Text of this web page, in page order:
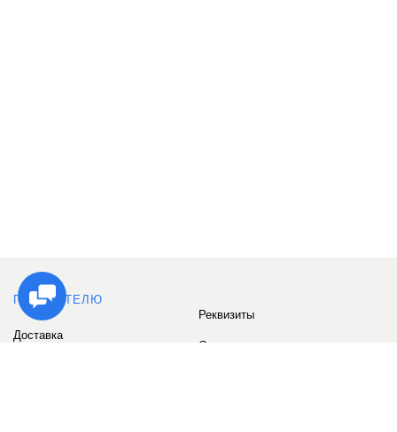
ПОКУПАТЕЛЮ
Доставка
Реквизиты
Сервис